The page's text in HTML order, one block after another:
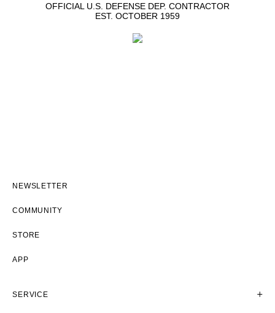
OFFICIAL U.S. DEFENSE DEP. CONTRACTOR
EST. OCTOBER 1959
NEWSLETTER
COMMUNITY
STORE
APP
SERVICE